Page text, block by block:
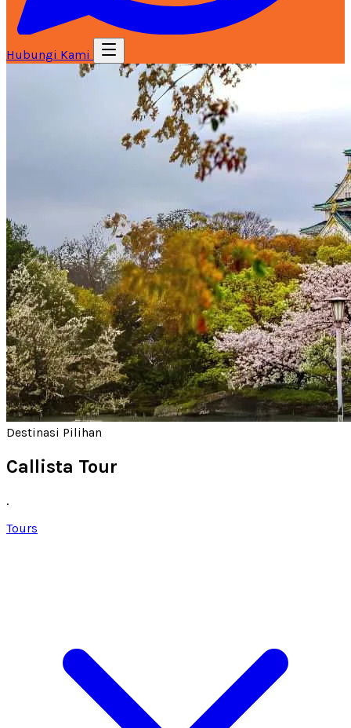
Hubungi Kami
Destinasi Pilihan
Callista Tour
.
Tours